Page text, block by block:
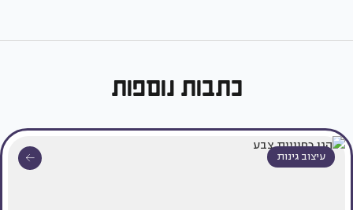
כתבות נוספות
עיצוב גינות